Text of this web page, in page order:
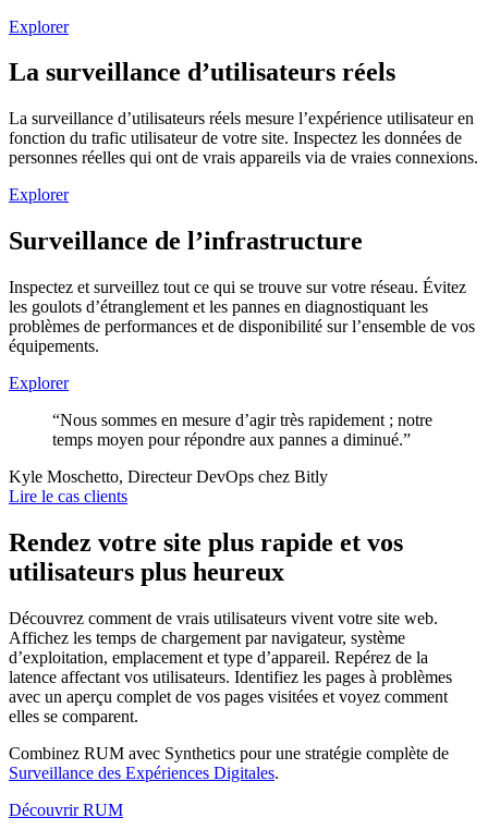
Explorer
La surveillance d’utilisateurs réels
La surveillance d’utilisateurs réels mesure l’expérience utilisateur en
fonction du trafic utilisateur de votre site. Inspectez les données de
personnes réelles qui ont de vrais appareils via de vraies connexions.
Explorer
Surveillance de l’infrastructure
Inspectez et surveillez tout ce qui se trouve sur votre réseau. Évitez
les goulots d’étranglement et les pannes en diagnostiquant les
problèmes de performances et de disponibilité sur l’ensemble de vos
équipements.
Explorer
“Nous sommes en mesure d’agir très rapidement ; notre
temps moyen pour répondre aux pannes a diminué.”
Kyle Moschetto, Directeur DevOps chez Bitly
Lire le cas clients
Rendez votre site plus rapide et vos
utilisateurs plus heureux
Découvrez comment de vrais utilisateurs vivent votre site web.
Affichez les temps de chargement par navigateur, système
d’exploitation, emplacement et type d’appareil. Repérez de la
latence affectant vos utilisateurs. Identifiez les pages à problèmes
avec un aperçu complet de vos pages visitées et voyez comment
elles se comparent.
Combinez RUM avec Synthetics pour une stratégie complète de
Surveillance des Expériences Digitales.
Découvrir RUM